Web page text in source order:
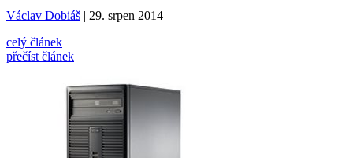
Václav Dobiáš | 29. srpen 2014
celý článek
přečíst článek